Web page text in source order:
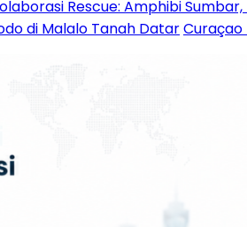
Rescue: Amphibi
di Malalo Tanah DatarCuraçao